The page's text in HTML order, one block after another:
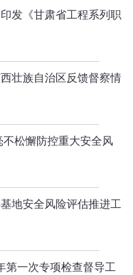
发《甘肃省工程系列职
壮族自治区反馈督察情
松懈防控重大安全风
地安全风险评估推进工
第一次专项检查督导工